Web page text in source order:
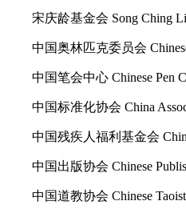
宋庆龄基金会 Song Ching
中国奥林匹克委员会
中国笔会中心 Chinese Pen
中国标准化协会 China
中国残疾人福利基金会
中国出版协会 Chinese
中国道教协会 Chinese